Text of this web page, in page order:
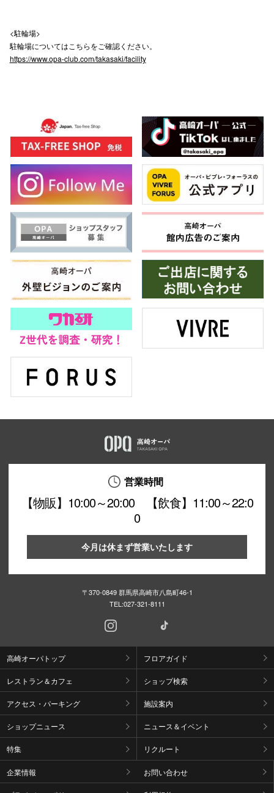
<駐輪場>
駐輪場についてはこちらをご確認ください。
https://www.opa-club.com/takasaki/facility
営業時間
【物販】10:00～20:00 【飲食】11:00～22:0
0
今月は休まず営業いたします
〒370-0849 群馬県高崎市八島町46-1
TEL:027-321-8111
高崎オーパトップ フロアガイド
レストラン＆カフェ ショップ検索
アクセス・パーキング 施設案内
ショップニュース ニュース＆イベント
特集 リクルート
企業情報 お問い合わせ